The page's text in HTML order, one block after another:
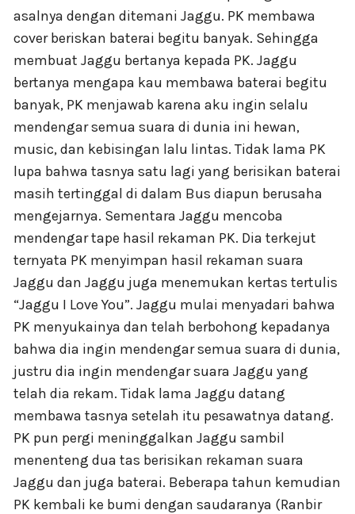
asalnya dengan ditemani Jaggu. PK membawa
cover beriskan baterai begitu banyak. Sehingga
membuat Jaggu bertanya kepada PK. Jaggu
bertanya mengapa kau membawa baterai begitu
banyak, PK menjawab karena aku ingin selalu
mendengar semua suara di dunia ini hewan,
music, dan kebisingan lalu lintas. Tidak lama PK
lupa bahwa tasnya satu lagi yang berisikan baterai
masih tertinggal di dalam Bus diapun berusaha
mengejarnya. Sementara Jaggu mencoba
mendengar tape hasil rekaman PK. Dia terkejut
ternyata PK menyimpan hasil rekaman suara
Jaggu dan Jaggu juga menemukan kertas tertulis
“Jaggu I Love You”. Jaggu mulai menyadari bahwa
PK menyukainya dan telah berbohong kepadanya
bahwa dia ingin mendengar semua suara di dunia,
justru dia ingin mendengar suara Jaggu yang
telah dia rekam. Tidak lama Jaggu datang
membawa tasnya setelah itu pesawatnya datang.
PK pun pergi meninggalkan Jaggu sambil
menenteng dua tas berisikan rekaman suara
Jaggu dan juga baterai. Beberapa tahun kemudian
PK kembali ke bumi dengan saudaranya (Ranbir